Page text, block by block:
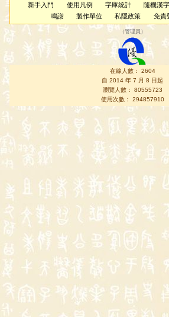
新手入門 使用凡例 字庫統計 隨機漢字
鳴謝
製作單位 私隱政策 免責
（管理員 ）
在線人數： 2604
自 2014 年 7 月 8 日起
瀏覽人數： 80555723
使用次數： 294857910